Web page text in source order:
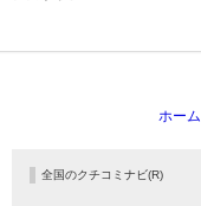
ホーム
全国のクチコミナビ(R)